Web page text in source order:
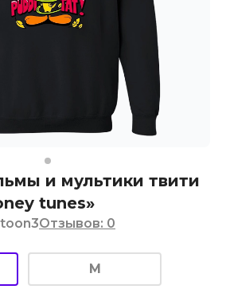
и мультики твити
tunes»
Отзывов: 0
M